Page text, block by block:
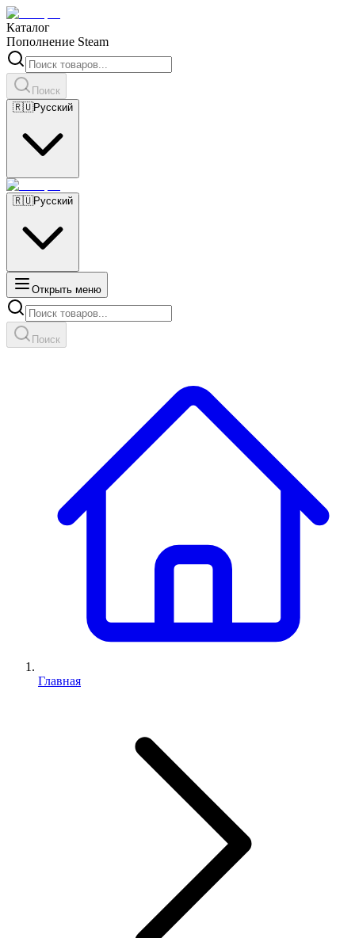
Каталог
Пополнение Steam
Поиск
🇷🇺Русский
🇷🇺Русский
Открыть меню
Поиск
Главная